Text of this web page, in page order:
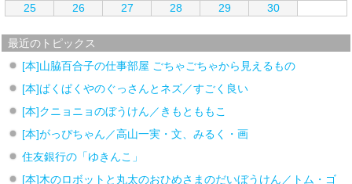
25
26 27 28 29 30
最近のトピックス
[本]山脇百合子の仕事部屋 ごちゃごちゃから見えるもの
[本]ぱくぱくやのぐっさんとネズ／すごく良い
[本]クニョニョのぼうけん／きもとももこ
[本]がっぴちゃん／高山一実・文、みるく・画
住友銀行の「ゆきんこ」
[本]木のロボットと丸太のおひめさまのだいぼうけん／トム・ゴ